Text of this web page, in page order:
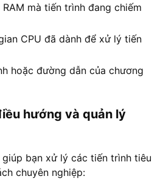
RAM mà tiến trình đang chiếm
CPU đã dành để xử lý tiến
hoặc đường dẫn của chương
hướng và quản lý
bạn xử lý các tiến trình tiêu
chuyên nghiệp: